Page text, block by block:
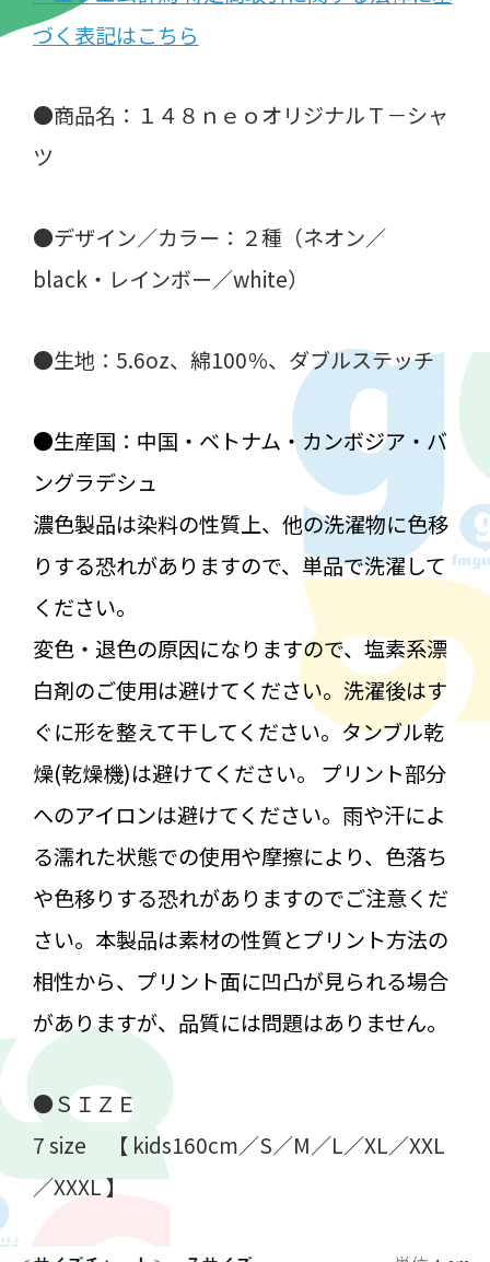
づく表記はこちら
●商品名：１４８ｎｅｏオリジナルＴ－シャ
ツ
●デザイン／カラー：２種（ネオン／
black・レインボー／white）
●生地：5.6oz、綿100％、ダブルステッチ
●生産国：中国・ベトナム・カンボジア・バ
ングラデシュ
濃色製品は染料の性質上、他の洗濯物に色移
りする恐れがありますので、単品で洗濯して
ください。
変色・退色の原因になりますので、塩素系漂
白剤のご使用は避けてください。洗濯後はす
ぐに形を整えて干してください。タンブル乾
燥(乾燥機)は避けてください。 プリント部分
へのアイロンは避けてください。雨や汗によ
る濡れた状態での使用や摩擦により、色落ち
や色移りする恐れがありますのでご注意くだ
さい。本製品は素材の性質とプリント方法の
相性から、プリント面に凹凸が見られる場合
がありますが、品質には問題はありません。
●ＳＩＺＥ
7 size 【 kids160cm／S／M／L／XL／XXL
／XXXL 】